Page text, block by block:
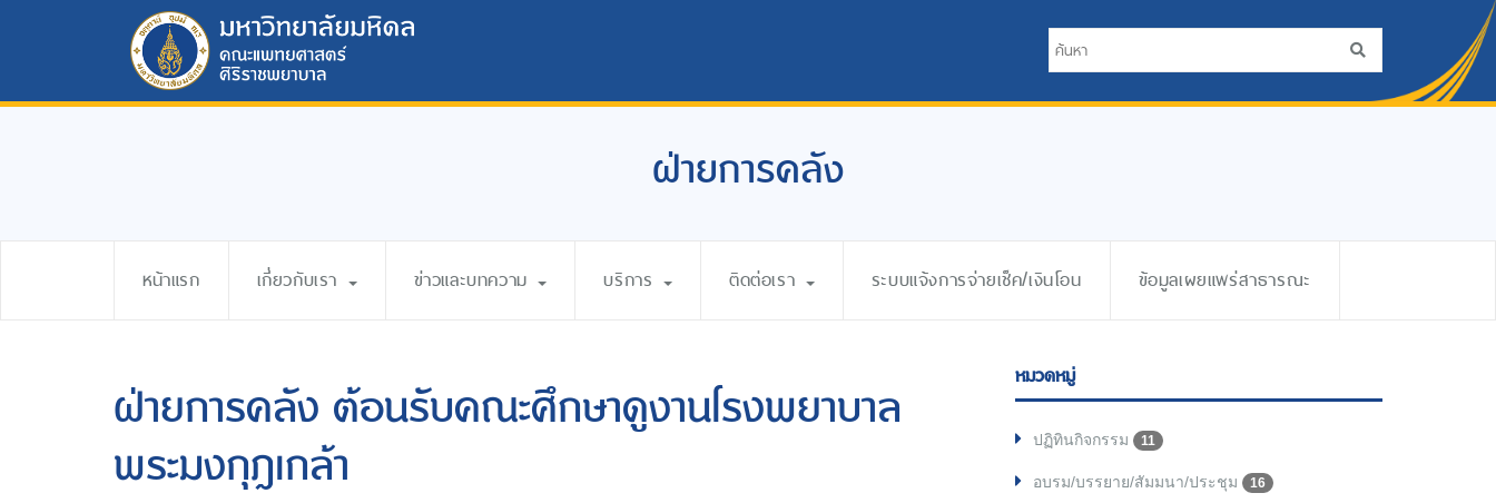
ฝ่ายการคลัง
หน้าแรก เกี่ยวกับเรา ข่าวและบทความ บริการ ติดต่อเรา ระบบแจ้งการจ่ายเช็ค/เงินโอน ข้อมูลเผยแพร่สาธารณะ
ฝ่ายการคลัง ต้อนรับคณะศึกษาดูงานโรงพยาบาล
พระมงกุฎเกล้า
หมวดหมู่
ปฏิทินกิจกรรม 11
อบรม/บรรยาย/สัมมนา/ประชุม 16